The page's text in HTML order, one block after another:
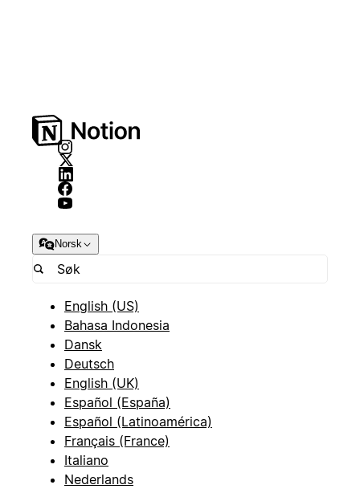
Norsk
English (US)
Bahasa Indonesia
Dansk
Deutsch
English (UK)
Español (España)
Español (Latinoamérica)
Français (France)
Italiano
Nederlands